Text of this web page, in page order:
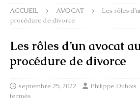
ACCUEIL AVOCAT
Les rôles
procédure de divorce
Les rôles d’un avocat
procédure de divorce
septembre 25, 2022 Philippe Dubois
fermés